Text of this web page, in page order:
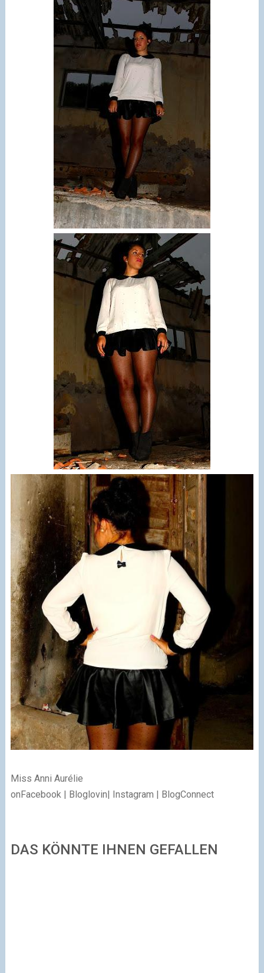
Miss Anni Aurélie
onFacebook| Bloglovin| Instagram | BlogConnect
DAS KÖNNTE IHNEN GEFALLEN